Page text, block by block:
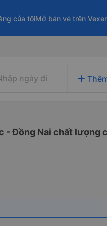
của tôiMở bán vé trên
ngày đi add
- Đồng Nai chất lượng